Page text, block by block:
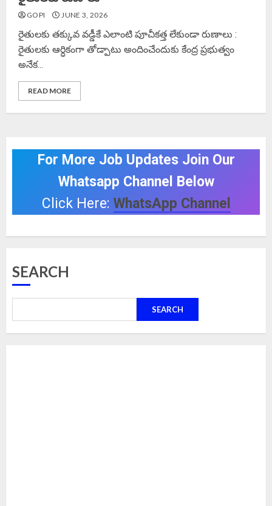
GOPI JUNE 3, 2026
రైతులకు తక్కువ వడ్డీకే ఎలాంటి పూచీకత్త లేకుండా రుణాలు :
రైతులకు ఆర్ధికంగా తోడ్పాటు అందించేందుకు కేంద్ర ప్రభుత్వం
అనేక...
READ MORE
For More Job Updates Join Our
Whatsapp Channel Below
Click Here: WhatsApp Channel
SEARCH
SEARCH